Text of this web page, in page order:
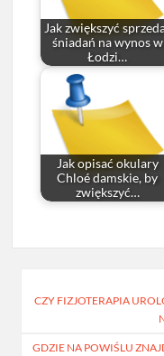
Jak zwiększyć
śniadań na wynos w
Łodzi…
Jak opisać okulary
Chloé damskie, by
zwiększyć…
wpisu
CZY FIZJOTERAPIA
GDZIE NA POWIŚLU